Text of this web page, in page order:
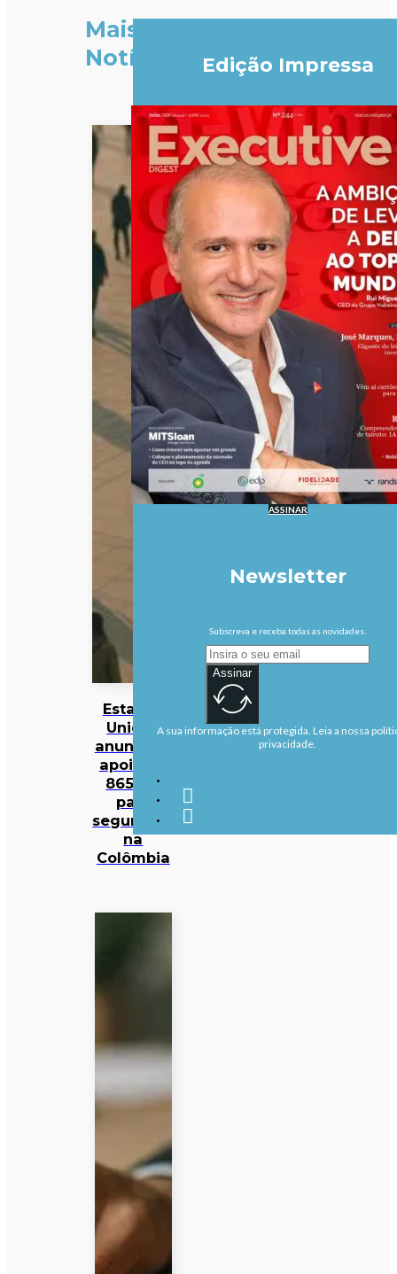
Mais
Notícias
Estados
Unidos
anunciam
apoio de
865 ME
para
segurança
na
Colômbia
Edição Impressa
ASSINAR
Newsletter
Subscreva e receba todas as novidades.
Assinar
A sua informação está protegida. Leia a nossa
privacidade.